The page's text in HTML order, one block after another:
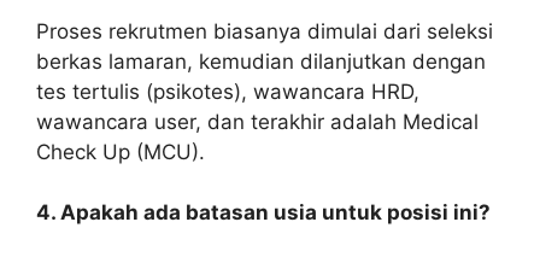
Proses rekrutmen biasanya dimulai dari seleksi
berkas lamaran, kemudian dilanjutkan dengan
tes tertulis (psikotes), wawancara HRD,
wawancara user, dan terakhir adalah Medical
Check Up (MCU).
4. Apakah ada batasan usia untuk posisi ini?